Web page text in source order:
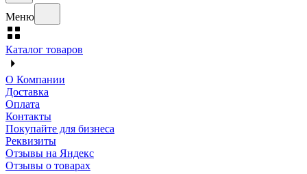
Меню
Каталог товаров
О Компании
Доставка
Оплата
Контакты
Покупайте для бизнеса
Реквизиты
Отзывы на Яндекс
Отзывы о товарах